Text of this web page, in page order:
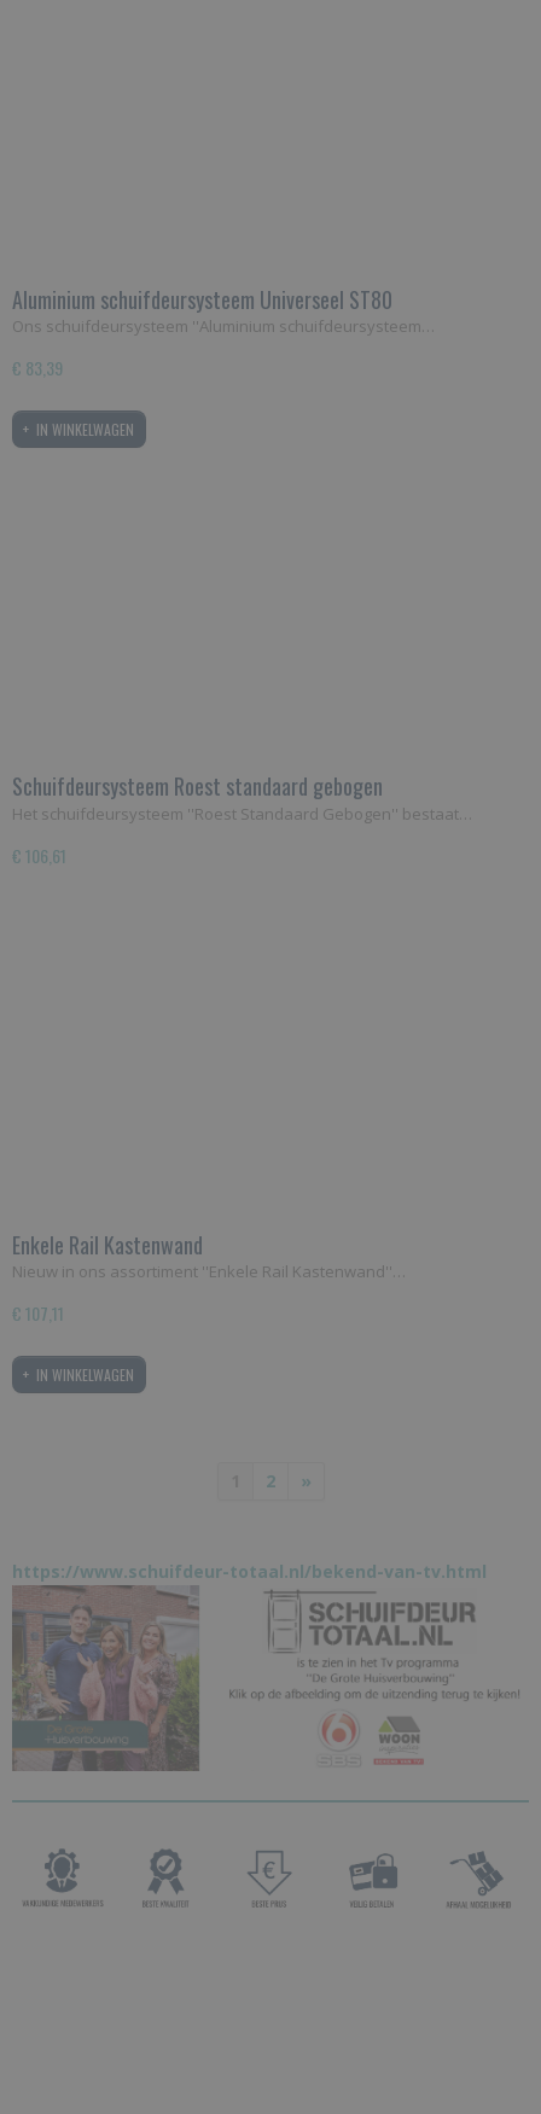
Aluminium schuifdeursysteem Universeel ST80
Ons schuifdeursysteem ''Aluminium schuifdeursysteem…
€ 83,39
IN WINKELWAGEN
Schuifdeursysteem Roest standaard gebogen
Het schuifdeursysteem ''Roest Standaard Gebogen'' bestaat…
€ 106,61
Enkele Rail Kastenwand
Nieuw in ons assortiment ''Enkele Rail Kastenwand''…
€ 107,11
IN WINKELWAGEN
2 »
https://www.schuifdeur-totaal.nl/bekend-van-tv.html